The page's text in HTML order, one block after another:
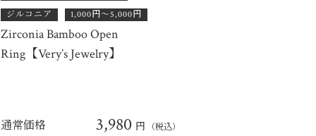
ジルコニア
1,000円〜5,000円
Zirconia Bamboo Open
Ring【Very’s Jewelry】
通常価格 3,980 円 （税込）